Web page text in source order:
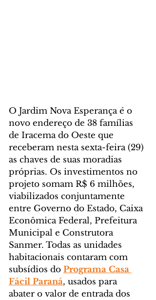
O Jardim Nova Esperança é o
novo endereço de 38 famílias
de Iracema do Oeste que
receberam nesta sexta-feira (29)
as chaves de suas moradias
próprias. Os investimentos no
projeto somam R$ 6 milhões,
viabilizados conjuntamente
entre Governo do Estado, Caixa
Econômica Federal, Prefeitura
Municipal e Construtora
Sanmer. Todas as unidades
habitacionais contaram com
subsídios do Programa Casa
Fácil Paraná, usados para
abater o valor de entrada dos